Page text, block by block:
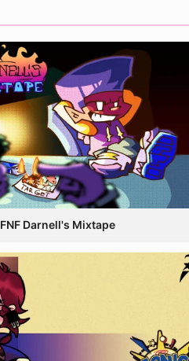
FNF Darnell's Mixtape